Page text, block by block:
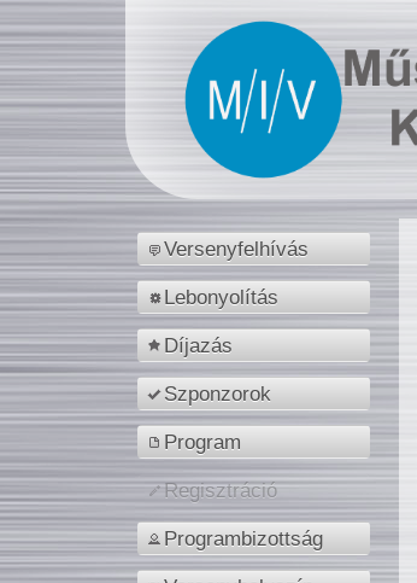
Versenyfelhívás
Lebonyolítás
Díjazás
Szponzorok
Program
Regisztráció
Programbizottság